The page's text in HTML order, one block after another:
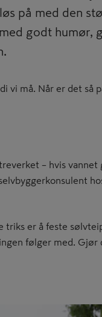
på med den
godt humør,
vi må. Når er det så
– hvis vannet
triks er å feste
følger med. Gjør